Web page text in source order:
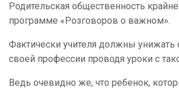
Родительская общественность
программе «Розговоров о важном».
Фактически учителя должны унижать
своей профессии проводя уроки с
Ведь очевидно же, что ребенок,